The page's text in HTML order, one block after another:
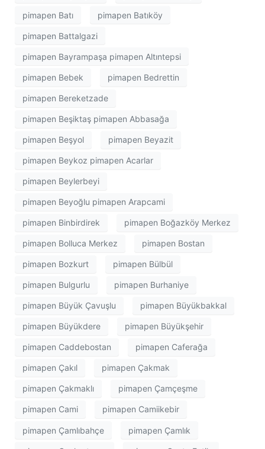
pimapen Batı pimapen Batıköy
pimapen Battalgazi
pimapen Bayrampaşa pimapen Altıntepsi
pimapen Bebek pimapen Bedrettin
pimapen Bereketzade
pimapen Beşiktaş pimapen Abbasağa
pimapen Beşyol pimapen Beyazit
pimapen Beykoz pimapen Acarlar
pimapen Beylerbeyi
pimapen Beyoğlu pimapen Arapcami
pimapen Binbirdirek pimapen Boğazköy Merkez
pimapen Bolluca Merkez pimapen Bostan
pimapen Bozkurt pimapen Bülbül
pimapen Bulgurlu pimapen Burhaniye
pimapen Büyük Çavuşlu pimapen Büyükbakkal
pimapen Büyükdere pimapen Büyükşehir
pimapen Caddebostan pimapen Caferağa
pimapen Çakıl pimapen Çakmak
pimapen Çakmaklı pimapen Çamçeşme
pimapen Cami pimapen Camiikebir
pimapen Çamlıbahçe pimapen Çamlık